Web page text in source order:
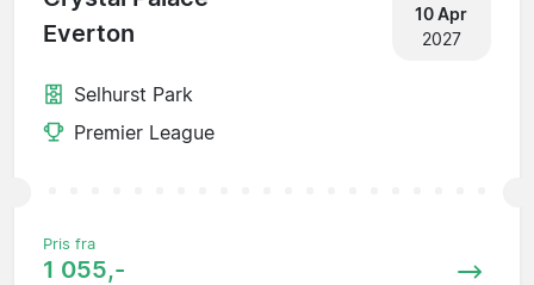
Everton
10 Apr
2027
Selhurst Park
Premier League
Pris fra
1 055,-